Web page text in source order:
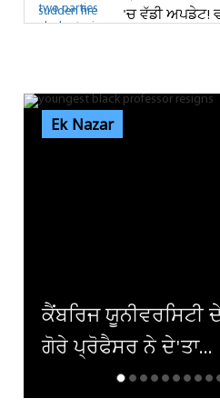
'ਚ ਵੱਡੀ ਅਪਡੇਟ!
Ek Nazar
ਅਮਰੀਕਾ ਨੇ ਇਰਾਕੀ
ਪਾਬੰਦੀ